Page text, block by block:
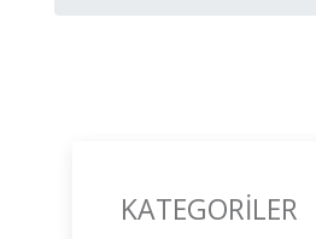
KATEGORİLER